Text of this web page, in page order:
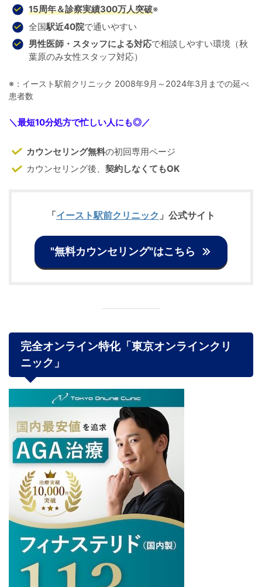
15周年＆診察実績300万人突破※
全国駅近40院で通いやすい
男性医師・スタッフによる対応で相談しやすい環境（秋
葉原のみ女性スタッフ対応）
※：イースト駅前クリニック 2008年9月～2024年3月までの延べ
患者数
＼最短10分処方で忙しい人にも◎／
カウンセリング無料の初回専用ページ
カウンセリング後、 契約しなくてもOK
「イースト駅前クリニック 」公式サイト
"無料カウンセリング"はこちら
完全オンライン特化「東京オンラインクリ
ニック 」